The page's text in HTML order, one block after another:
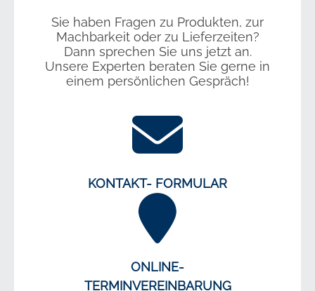
Sie haben Fragen zu Produkten, zur
Machbarkeit oder zu Lieferzeiten?
Dann sprechen Sie uns jetzt an.
Unsere Experten beraten Sie gerne in
einem persönlichen Gespräch!
KONTAKT- FORMULAR
ONLINE-
TERMINVEREINBARUNG